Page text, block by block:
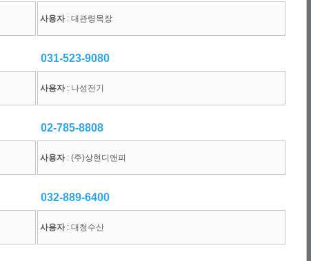
사용자: 대관령목장
031-523-9080
사용자: 나성전기
02-785-8808
사용자: (주)상현디앤피
032-889-6400
사용자: 대청수산